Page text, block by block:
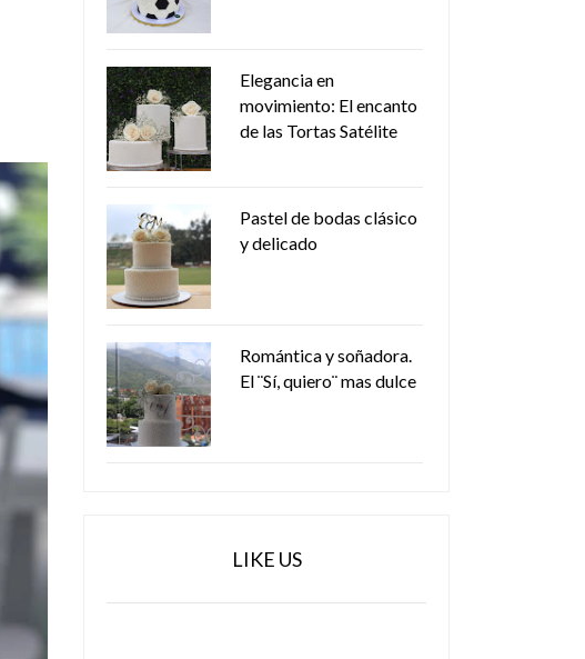
Elegancia en
movimiento: El encanto
de las Tortas Satélite
Pastel de bodas clásico
y delicado
Romántica y soñadora.
El ¨Sí, quiero¨ mas dulce
LIKE US